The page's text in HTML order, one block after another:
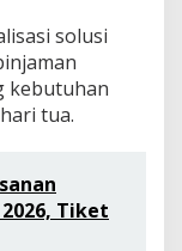
solusi
kebutuhan
tua.
Tiket